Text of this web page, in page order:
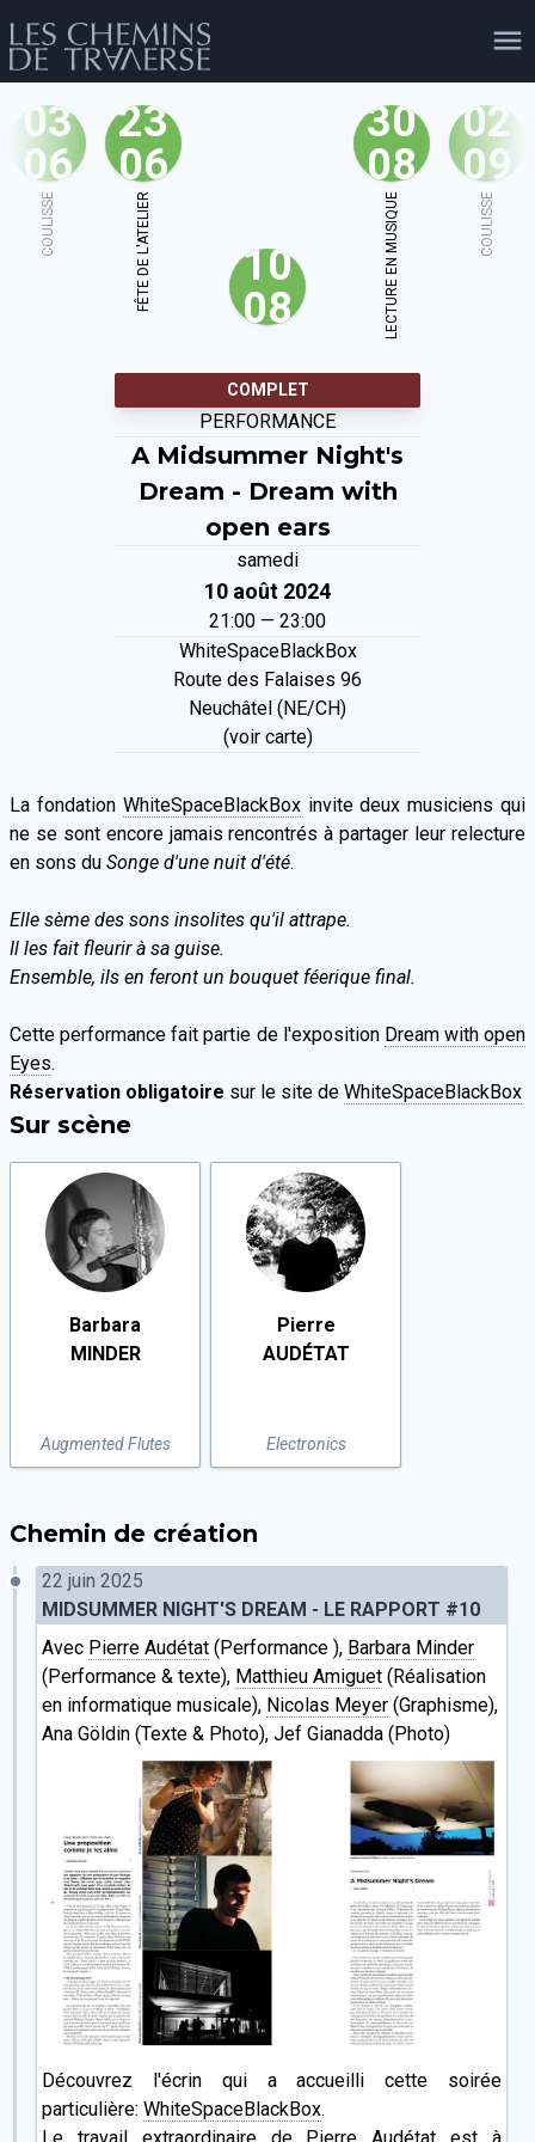
agenda personnes shop
facebook
03
06
COULISSE
23
06
FÊTE DE L'ATELIER
10
08
30
08
LECTURE EN MUSIQUE
02
09
COULISSE
COMPLET
PERFORMANCE
A Midsummer Night's
Dream - Dream with
open ears
samedi
10 août 2024
21:00 — 23:00
WhiteSpaceBlackBox
Route des Falaises 96
Neuchâtel (NE/CH)
(voir carte)
La fondation WhiteSpaceBlackBoxinvite deux musiciens qui
ne se sont encore jamais rencontrés à partager leur relecture
en sons du Songe d'une nuit d'été.
Elle sème des sons insolites qu'il attrape.
Il les fait fleurir à sa guise.
Ensemble, ils en feront un bouquet féerique final.
Cette performance fait partie de l'exposition Dream with open
Eyes.
Réservation obligatoire sur le site de WhiteSpaceBlackBox
Sur scène
Barbara
MINDER
Augmented Flutes
Pierre
AUDÉTAT
Electronics
Chemin de création
22 juin 2025
MIDSUMMER NIGHT'S DREAM - LE RAPPORT #10
Avec Pierre Audétat (Performance ), Barbara Minder
(Performance & texte), Matthieu Amiguet (Réalisation
en informatique musicale), Nicolas Meyer (Graphisme),
Ana Göldin (Texte & Photo), Jef Gianadda (Photo)
Découvrez l'écrin qui a accueilli cette soirée
particulière: WhiteSpaceBlackBox.